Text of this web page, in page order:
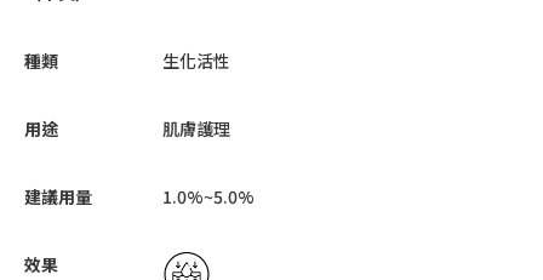
種類 生化活性
用途 肌膚護理
建議用量 1.0%~5.0%
效果